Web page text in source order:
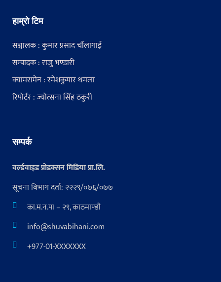
हाम्रो टिम
सञ्चालक : कुमार प्रसाद चौंलागाईं
सम्पादक : राजु भण्डारी
क्यामरामेन : रमेशकुमार धमला
रिपोर्टर : ज्योत्सना सिंह ठकुरी
सम्पर्क
वर्ल्डवाइड प्रोडक्सन मिडिया प्रा.लि.
सूचना बिभाग दर्ता: २२२९/०७६/०७७
का.म.न.पा – २९, काठमाण्डौ
info@shuvabihani.com
+977-01-XXXXXXX